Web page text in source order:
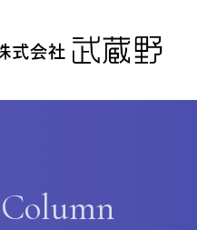
Column